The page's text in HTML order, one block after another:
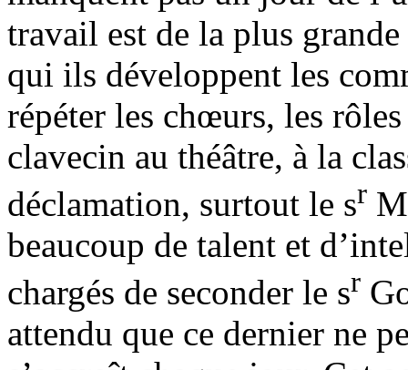
travail est de la plus
qui ils développent les
répéter les chœurs, les
clavecin au théâtre, à la
déclamation, surtout le sr
beaucoup de talent et
chargés de seconder le sr
attendu que ce dernier ne